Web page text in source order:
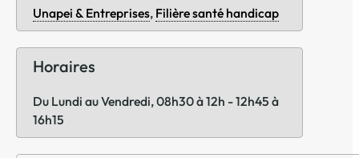
Unapei & Entreprises, Filière santé handicap
Horaires
Du Lundi au Vendredi, 08h30 à 12h - 12h45 à
16h15